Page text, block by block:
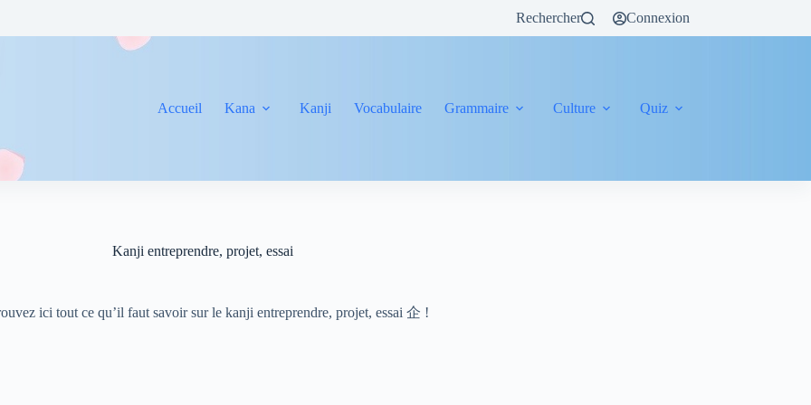
Rechercher Connexion
Accueil Kana Kanji Vocabulaire Grammaire Culture Quiz
Kanji entreprendre, projet, essai
ici tout ce qu’il faut savoir sur le kanji entreprendre, projet, essai 企 !